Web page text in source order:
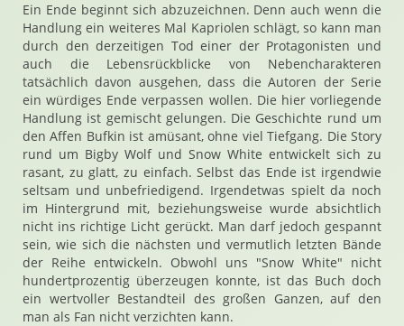
Ein Ende beginnt sich abzuzeichnen. Denn auch wenn die
Handlung ein weiteres Mal Kapriolen schlägt, so kann man
durch den derzeitigen Tod einer der Protagonisten und
auch die Lebensrückblicke von Nebencharakteren
tatsächlich davon ausgehen, dass die Autoren der Serie
ein würdiges Ende verpassen wollen. Die hier vorliegende
Handlung ist gemischt gelungen. Die Geschichte rund um
den Affen Bufkin ist amüsant, ohne viel Tiefgang. Die Story
rund um Bigby Wolf und Snow White entwickelt sich zu
rasant, zu glatt, zu einfach. Selbst das Ende ist irgendwie
seltsam und unbefriedigend. Irgendetwas spielt da noch
im Hintergrund mit, beziehungsweise wurde absichtlich
nicht ins richtige Licht gerückt. Man darf jedoch gespannt
sein, wie sich die nächsten und vermutlich letzten Bände
der Reihe entwickeln. Obwohl uns "Snow White" nicht
hundertprozentig überzeugen konnte, ist das Buch doch
ein wertvoller Bestandteil des großen Ganzen, auf den
man als Fan nicht verzichten kann.